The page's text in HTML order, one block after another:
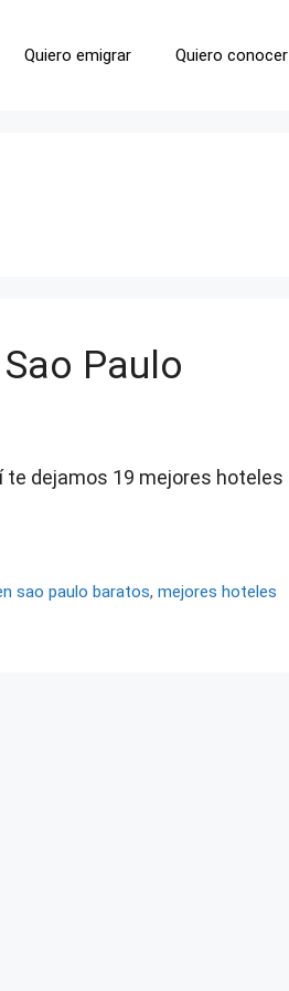
Quiero emigrar Quiero conocer
Paulo
te dejamos 19 mejores hoteles
sao paulo baratos,mejores hoteles